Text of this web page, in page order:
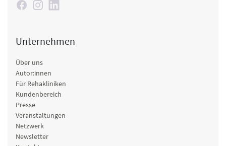
Unternehmen
Über uns
Autor:innen
Für Rehakliniken
Kundenbereich
Presse
Veranstaltungen
Netzwerk
Newsletter